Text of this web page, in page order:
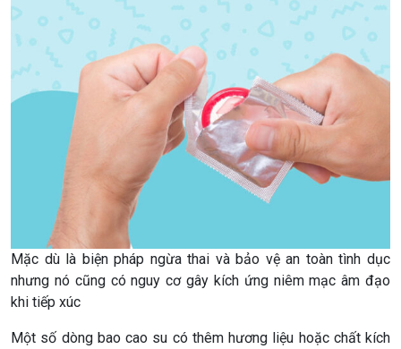
Mặc dù là biện pháp ngừa thai và bảo vệ an toàn tình dục
nhưng nó cũng có nguy cơ gây kích ứng niêm mạc âm đạo
khi tiếp xúc
Một số dòng bao cao su có thêm hương liệu hoặc chất kích